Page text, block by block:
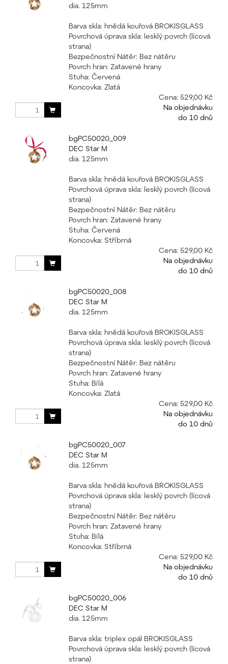
dia. 125mm
Barva skla: hnědá kouřová BROKISGLASS
Povrchová úprava skla: lesklý povrch (lícová
strana)
Bezpečnostní Nátěr: Bez nátěru
Povrch hran: Zatavené hrany
Stuha: Červená
Koncovka: Zlatá
Cena: 529,00 Kč
Na objednávku
do 10 dnů
bgPC50020_009
DEC Star M
dia. 125mm
Barva skla: hnědá kouřová BROKISGLASS
Povrchová úprava skla: lesklý povrch (lícová
strana)
Bezpečnostní Nátěr: Bez nátěru
Povrch hran: Zatavené hrany
Stuha: Červená
Koncovka: Stříbrná
Cena: 529,00 Kč
Na objednávku
do 10 dnů
bgPC50020_008
DEC Star M
dia. 125mm
Barva skla: hnědá kouřová BROKISGLASS
Povrchová úprava skla: lesklý povrch (lícová
strana)
Bezpečnostní Nátěr: Bez nátěru
Povrch hran: Zatavené hrany
Stuha: Bílá
Koncovka: Zlatá
Cena: 529,00 Kč
Na objednávku
do 10 dnů
bgPC50020_007
DEC Star M
dia. 125mm
Barva skla: hnědá kouřová BROKISGLASS
Povrchová úprava skla: lesklý povrch (lícová
strana)
Bezpečnostní Nátěr: Bez nátěru
Povrch hran: Zatavené hrany
Stuha: Bílá
Koncovka: Stříbrná
Cena: 529,00 Kč
Na objednávku
do 10 dnů
bgPC50020_006
DEC Star M
dia. 125mm
Barva skla: triplex opál BROKISGLASS
Povrchová úprava skla: lesklý povrch (lícová
strana)